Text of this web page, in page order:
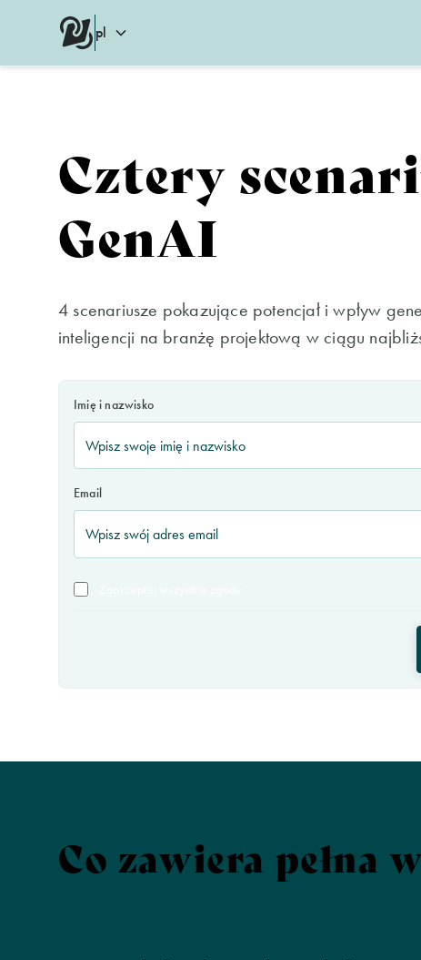
pl
Cztery
GenAI
4 scenariusze pokazujące potencjał i wpływ
inteligencji na branżę projektową w ciągu
Imię i nazwisko
Email
Co zawiera pełna